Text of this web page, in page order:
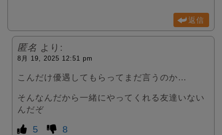
返信
匿名 より:
8月 19, 2025 12:51 pm
こんだけ優遇してもらってまだ言うのか…
そんなんだから一緒にやってくれる友達いない
んだぞ
5 8